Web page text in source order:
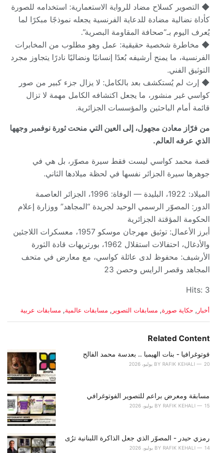
◆ التصوير كسلاح مضاد للرواية الاستعمارية: استخدامه للصورة
كأداة نضالية مضادة للدعاية الفرنسية يجعله نموذجًا مبكرًا لما
يُعرف اليوم بـ”صحافة المقاومة البصرية”.
◆ مخاطرة شخصية حقيقية: عمل وهو مطلوب من المخابرات
الفرنسية، ما يمنح أرشيفه بُعدًا إنسانيًا ونضاليًا نادرًا يتجاوز مجرد
التوثيق الفني.
◆ إرث لم يُستكشف بعد بالكامل: لا يزال جزء كبير من صور
كواسي غير منشور، ما يجعل اكتشافه الكامل مهمة لا تزال
قائمة أمام الباحثين والمؤسسات الجزائرية.
من فرّاز معادن مجهول، إلى العين التي منحت ثورة نوفمبر وجهها
الذي عرفه العالم.
قصة محمد كواسي ليست فقط سيرة مصوّر، بل هي في
جوهرها سيرة الجزائر نفسها في لحظة ميلادها الثاني.
الميلاد: 1922، البليدة — الوفاة: 1996، الجزائر العاصمة
الدور: المصوّر الرسمي الوحيد لجريدة “المجاهد” ووزارة إعلام
الحكومة المؤقتة الجزائرية
أبرز الأعمال: توثيق مهرجان موسكو 1957، معسكرات اللاجئين
والأدغال، احتفالات استقلال 1962، بورتريهات قادة الثورة
الأرشيف: محفوظ لدى عائلة كواسي، مع معارض في متحف
المجاهد وقصر الرايس وحصن 23
Hits: 3
C
e
o
r
:
أخبار , حكاية صورة, مسابقات التصوير , مسابقات عالمية, مسابقات عربية
Related Content
فوتوغرافيا - بنات الهيمبا .. بعدسة محمد الفالح
BY RAFIK KEHALI 20 يوليو، 2026
مسابقة ومعرض براعم للتصوير الفوتوغرافي
BY RAFIK KEHALI 15 يوليو، 2026
رمزي حيدر - المصوّر الذي جعل الذاكرة اللبنانية ترُى
BY RAFIK KEHALI 14 يوليو، 2026